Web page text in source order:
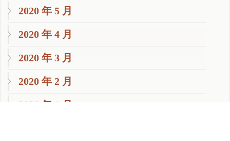
2020 年 5 月
2020 年 4 月
2020 年 3 月
2020 年 2 月
2020 年 1 月